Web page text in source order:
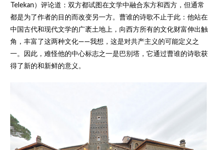
Telekan）评论道：双方都试图在文学中融合东方和西方，但通常
都是为了作者的目的而改变另一方。曹谁的诗歌不止于此：他站在
中国古代和现代文学的广袤土地上，向西方所有的文化财富伸出触
角，丰富了这两种文化——我想，这是对共产主义的可能定义之
一。因此，难怪他的中心标志之一是巴别塔，它通过曹谁的诗歌获
得了新的和新鲜的意义。